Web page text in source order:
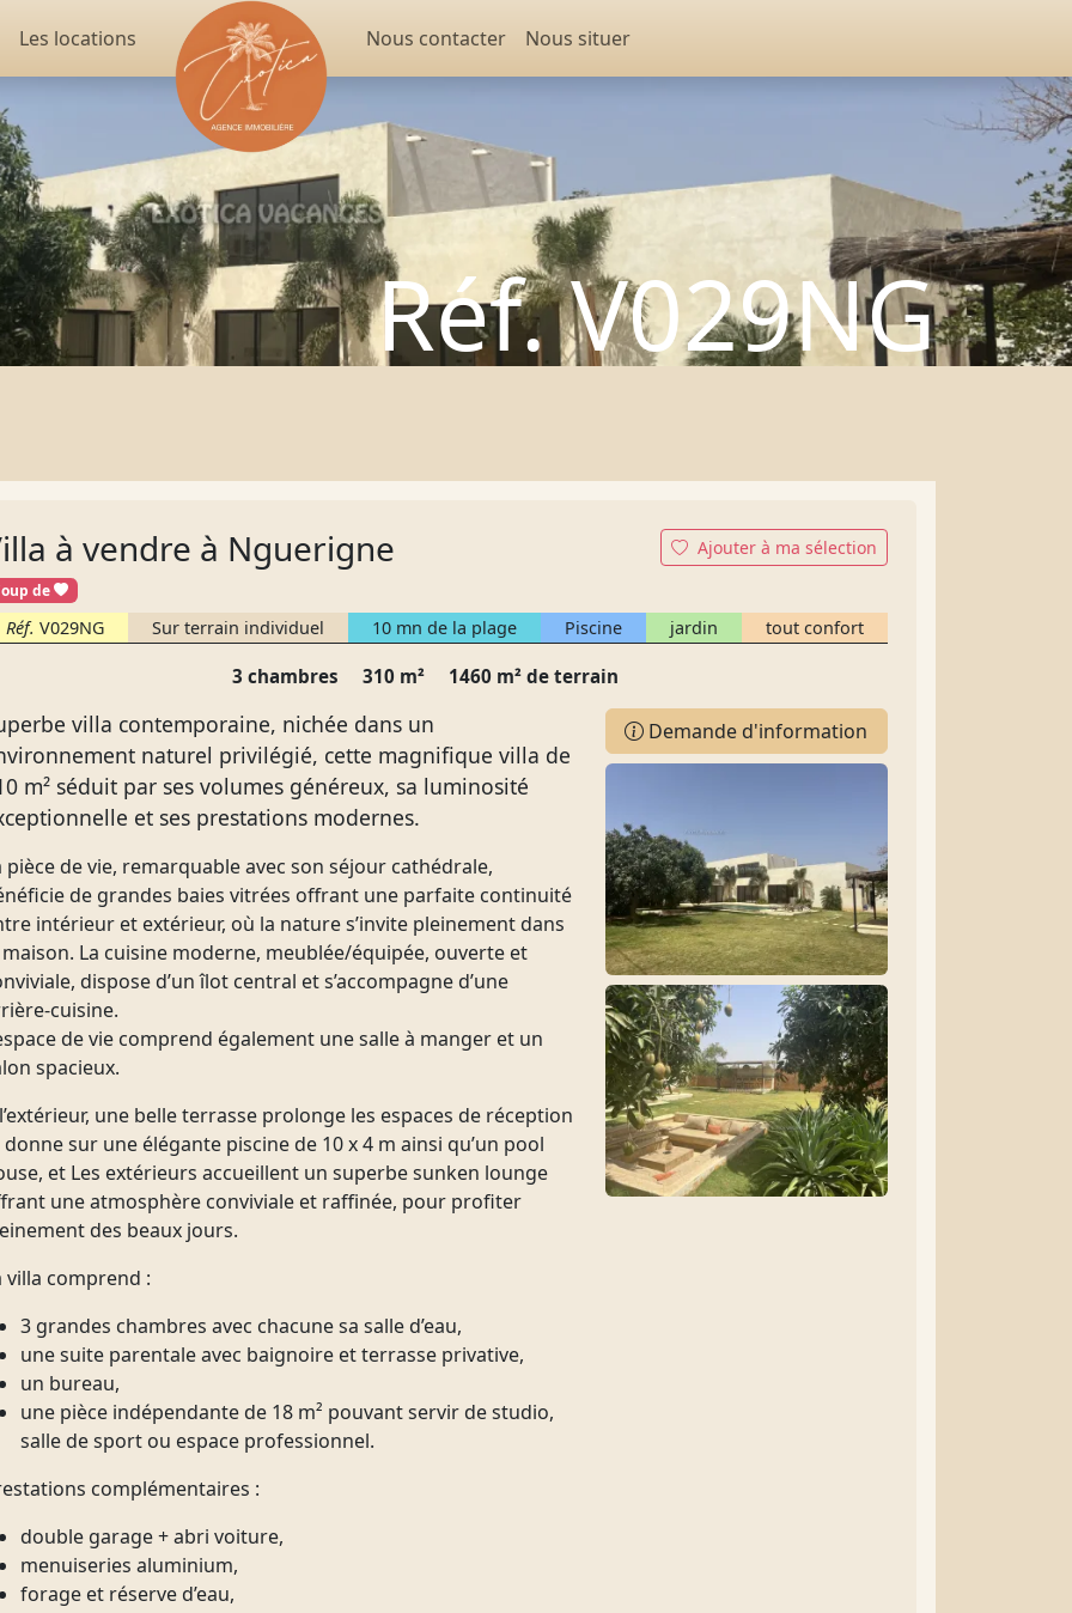
Les locations Nous contacter Nous situer
Réf. V029NG
à vendre à Nguerigne Ajouter à ma sélection
de cœur
Réf. V029NG Sur terrain individuel 10 mn de la plage Piscine jardin tout confort
3 chambres 310 m² 1460 m² de terrain
villa contemporaine, nichée dans un
naturel privilégié, cette magnifique villa de
m² séduit par ses volumes généreux, sa luminosité
et ses prestations modernes.
pièce de vie, remarquable avec son séjour cathédrale,
de grandes baies vitrées offrant une parfaite continuité
intérieur et extérieur, où la nature s’invite pleinement dans
La cuisine moderne, meublée/équipée, ouverte et
dispose d’un îlot central et s’accompagne d’une
cuisine.
de vie comprend également une salle à manger et un
spacieux.
une belle terrasse prolonge les espaces de réception
sur une élégante piscine de 10 x 4 m ainsi qu’un pool
et Les extérieurs accueillent un superbe sunken lounge
une atmosphère conviviale et raffinée, pour profiter
des beaux jours.
villa comprend :
3 grandes chambres avec chacune sa salle d’eau,
une suite parentale avec baignoire et terrasse privative,
un bureau,
une pièce indépendante de 18 m² pouvant servir de studio,
salle de sport ou espace professionnel.
complémentaires :
double garage + abri voiture,
menuiseries aluminium,
forage et réserve d’eau,
Demande d'information